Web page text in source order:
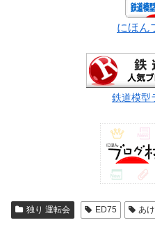
にほん
鉄道模型
独り 運転会 ED75 あ